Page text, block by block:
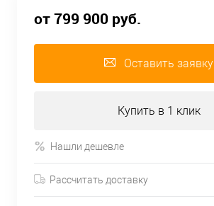
от 799 900 руб.
Оставить заявку
Купить в 1 клик
Нашли дешевле
Рассчитать доставку